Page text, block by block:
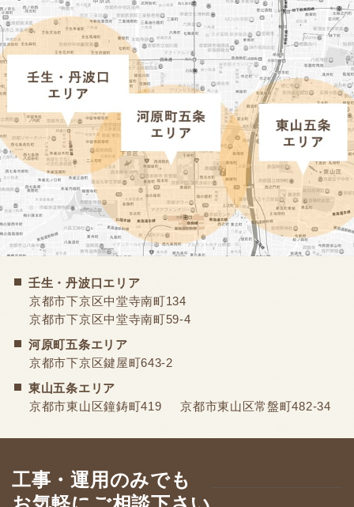
壬生・丹波口エリア
京都市下京区中堂寺南町134
京都市下京区中堂寺南町59-4
河原町五条エリア
京都市下京区鍵屋町643-2
東山五条エリア
京都市東山区鐘鋳町419
京都市東山区常盤町482-34
工事・運用のみでも